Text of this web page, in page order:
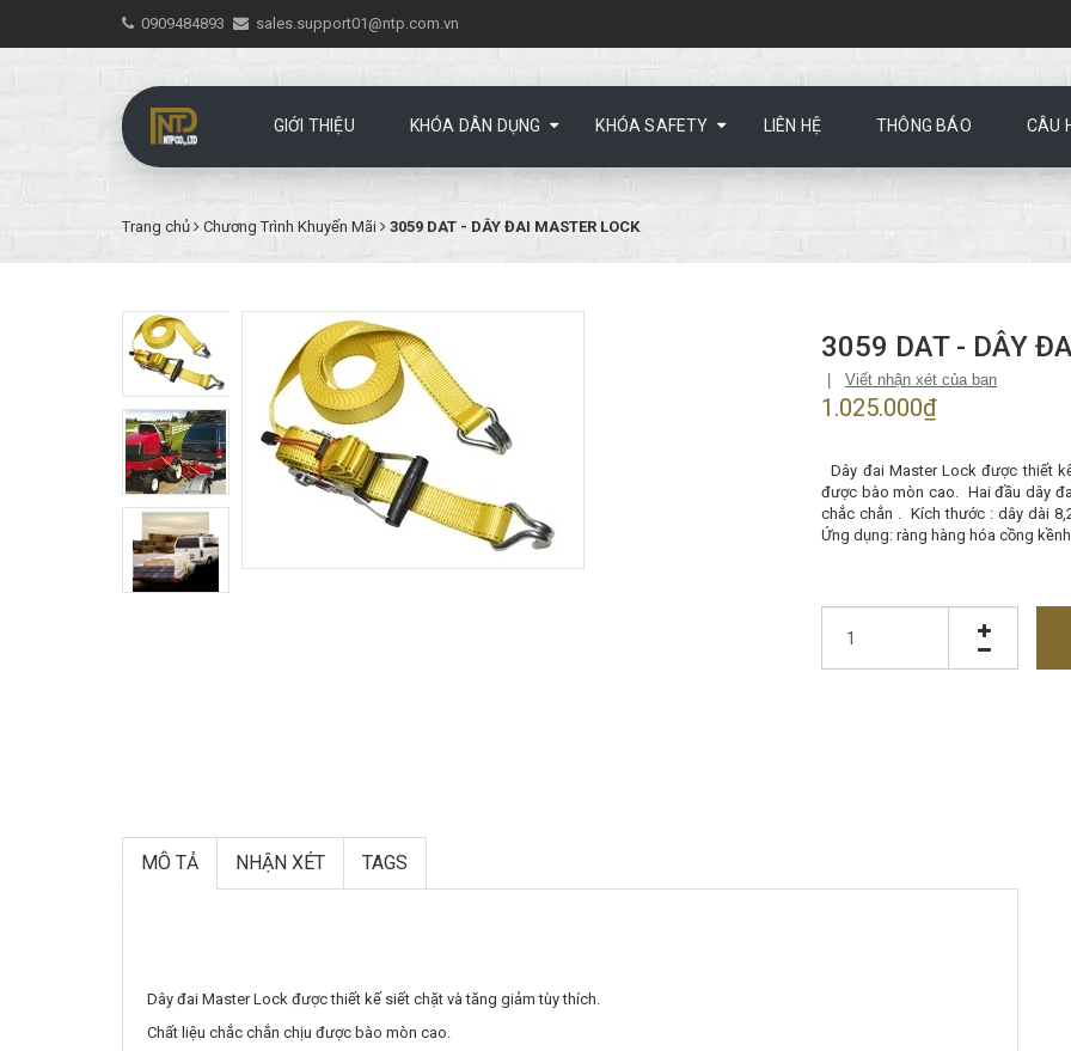
0909484893 sales.support01@ntp.com.vn
GIỚI THIỆU KHÓA DÂN DỤNG KHÓA SAFETY LIÊN HỆ THÔNG BÁO CÂU
Trang chủ Chương Trình Khuyến Mãi 3059 DAT - DÂY ĐAI MASTER LOCK
3059 DAT - DÂY
Viết nhận xét của bạn
1.025.000₫
Dây đai Master Lock được thiết
được bào mòn cao. Hai đầu dây
chắc chắn . Kích thước : dây dài
Ứng dụng: ràng hàng hóa cồng
MÔ TẢ NHẬN XÉT TAGS
Dây đai Master Lock được thiết kế siết chặt và tăng giảm tùy thích.
Chất liệu chắc chắn chịu được bào mòn cao.